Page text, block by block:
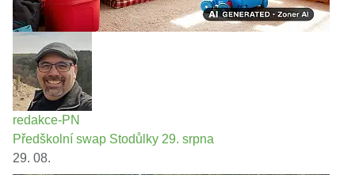
redakce-PN
Předškolní swap Stodůlky 29. srpna
29. 08.